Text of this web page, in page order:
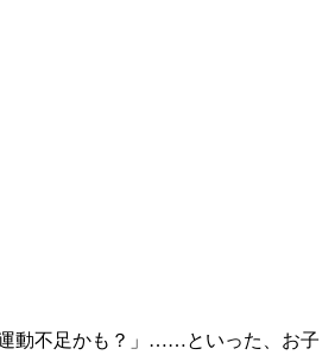
動不足かも？」……といった、お子